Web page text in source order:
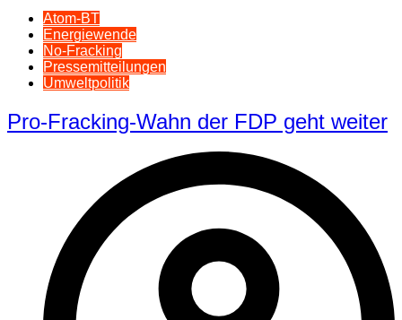
Atom-BT
Energiewende
No-Fracking
Pressemitteilungen
Umweltpolitik
Pro-Fracking-Wahn der FDP geht weiter